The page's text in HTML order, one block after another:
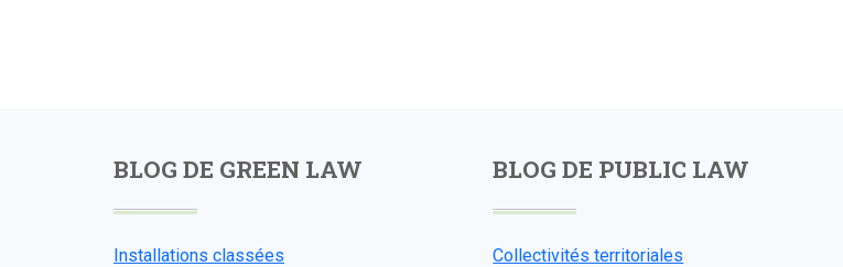
BLOG DE GREEN LAW
Installations classées
BLOG DE PUBLIC LAW
Collectivités territoriales